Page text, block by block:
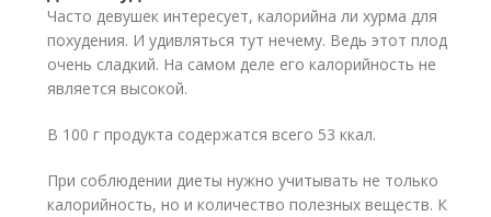
Часто девушек интересует, калорийна ли хурма для
похудения. И удивляться тут нечему. Ведь этот плод
очень сладкий. На самом деле его калорийность не
является высокой.
В 100 г продукта содержатся всего 53 ккал.
При соблюдении диеты нужно учитывать не только
калорийность, но и количество полезных веществ. К